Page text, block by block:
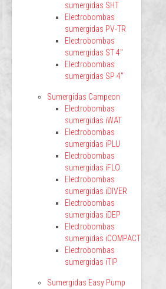
sumergidas SHT
Electrobombas
sumergidas PV-TR
Electrobombas
sumergidas ST 4"
Electrobombas
sumergidas SP 4"
Sumergidas Campeon
Electrobombas
sumergidas iWAT
Electrobombas
sumergidas iPLU
Electrobombas
sumergidas iFLO
Electrobombas
sumergidas iDIVER
Electrobombas
sumergidas iDEP
Electrobombas
sumergidas iCOMPACT
Electrobombas
sumergidas iTIP
Sumergidas Easy Pump